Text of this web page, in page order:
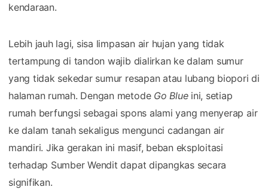
kendaraan.
Lebih jauh lagi, sisa limpasan air hujan yang tidak
tertampung di tandon wajib dialirkan ke dalam sumur
yang tidak sekedar sumur resapan atau lubang biopori di
halaman rumah. Dengan metode Go Blueini, setiap
rumah berfungsi sebagai spons alami yang menyerap air
ke dalam tanah sekaligus mengunci cadangan air
mandiri. Jika gerakan ini masif, beban eksploitasi
terhadap Sumber Wendit dapat dipangkas secara
signifikan.